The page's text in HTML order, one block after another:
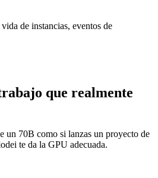
de instancias, eventos de
que realmente
un 70B como si lanzas un proyecto de
te da la GPU adecuada.